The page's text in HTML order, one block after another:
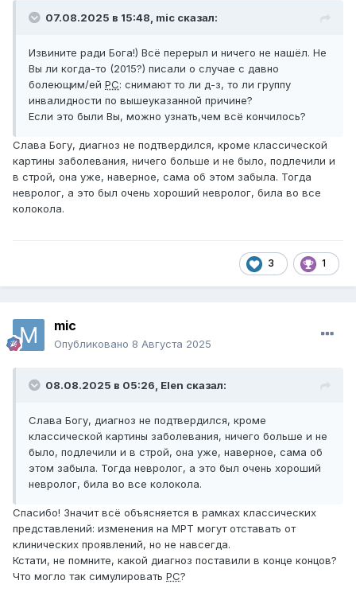
07.08.2025 в 15:48, mic сказал:
Извините ради Бога!) Всё перерыл и ничего не нашёл. Не
Вы ли когда-то (2015?) писали о случае с давно
болеющим/ей РС: снимают то ли д-з, то ли группу
инвалидности по вышеуказанной причине?
Если это были Вы, можно узнать,чем всё кончилось?
Слава Богу, диагноз не подтвердился, кроме классической
картины заболевания, ничего больше и не было, подлечили и
в строй, она уже, наверное, сама об этом забыла. Тогда
невролог, а это был очень хороший невролог, била во все
колокола.
3 1
mic
Опубликовано 8 Августа 2025
08.08.2025 в 05:26, Elen сказал:
Слава Богу, диагноз не подтвердился, кроме
классической картины заболевания, ничего больше и не
было, подлечили и в строй, она уже, наверное, сама об
этом забыла. Тогда невролог, а это был очень хороший
невролог, била во все колокола.
Спасибо! Значит всё объясняется в рамках классических
представлений: изменения на МРТ могут отставать от
клинических проявлений, но не навсегда.
Кстати, не помните, какой диагноз поставили в конце концов?
Что могло так симулировать РС?